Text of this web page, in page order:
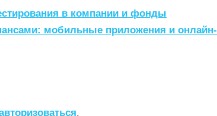
в компании и фонды
мобильные приложения и онлайн-
.